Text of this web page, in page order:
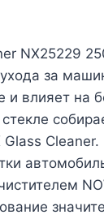
NX25229
за
и влияет на
стекле
Glass